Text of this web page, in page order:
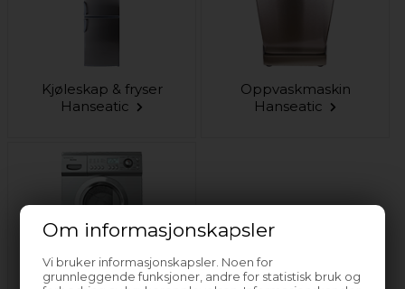
Om informasjonskapsler
Vi bruker informasjonskapsler. Noen for
grunnleggende funksjoner, andre for statistisk bruk og
Kjøleskap & fryser
Hanseatic
Oppvaskmaskin
Hanseatic